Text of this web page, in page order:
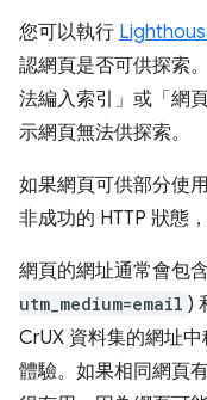
您可以執行
認網頁是否可供探索
法編入索引」 或「網
示網頁無法供探索。
如果網頁可供部分使
非成功的 HTTP 狀態
網頁的網址通常會包
utm_medium=email )
CrUX 資料集的網址
體驗。如果相同網頁